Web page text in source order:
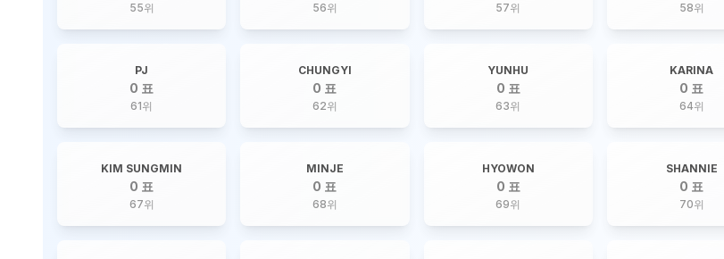
55위 56위 57위 58위
PJ
0 표
61위
CHUNGYI
0 표
62위
YUNHU
0 표
63위
KARINA
0 표
64위
KIM SUNGMIN
0 표
67위
MINJE
0 표
68위
HYOWON
0 표
69위
SHANNIE
0 표
70위